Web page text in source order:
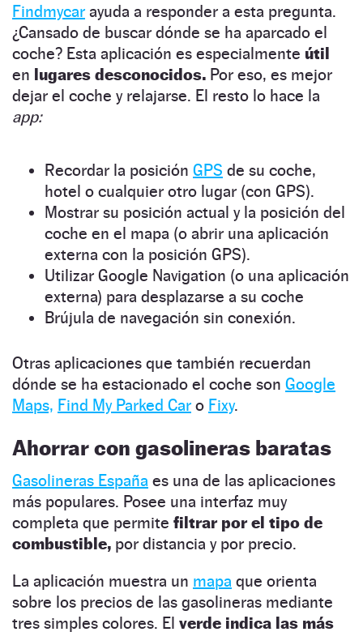
Findmycar ayuda a responder a esta pregunta.
¿Cansado de buscar dónde se ha aparcado el
coche? Esta aplicación es especialmente útil
en lugares desconocidos. Por eso, es mejor
dejar el coche y relajarse. El resto lo hace la
app:
Recordar la posición GPS de su coche,
hotel o cualquier otro lugar (con GPS).
Mostrar su posición actual y la posición del
coche en el mapa (o abrir una aplicación
externa con la posición GPS).
Utilizar Google Navigation (o una aplicación
externa) para desplazarse a su coche
Brújula de navegación sin conexión.
Otras aplicaciones que también recuerdan
dónde se ha estacionado el coche son Google
Maps, Find My Parked Car o Fixy.
Ahorrar con gasolineras baratas
Gasolineras España es una de las aplicaciones
más populares. Posee una interfaz muy
completa que permite filtrar por el tipo de
combustible, por distancia y por precio.
La aplicación muestra un mapa que orienta
sobre los precios de las gasolineras mediante
tres simples colores. El verde indica las más